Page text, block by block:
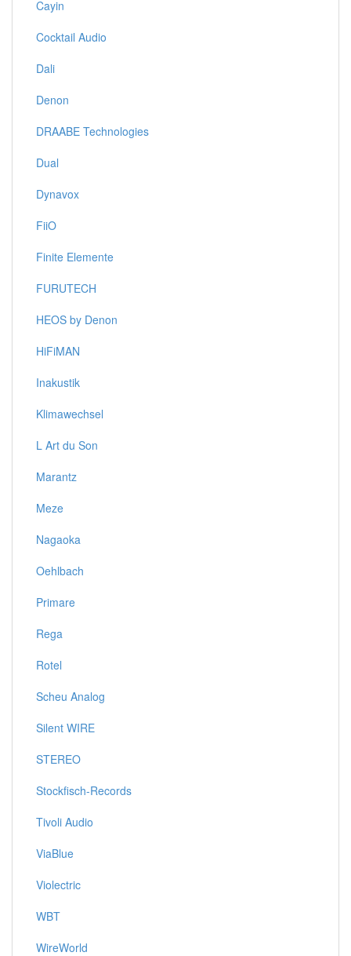
Cayin
Cocktail Audio
Dali
Denon
DRAABE Technologies
Dual
Dynavox
FiiO
Finite Elemente
FURUTECH
HEOS by Denon
HiFiMAN
Inakustik
Klimawechsel
L Art du Son
Marantz
Meze
Nagaoka
Oehlbach
Primare
Rega
Rotel
Scheu Analog
Silent WIRE
STEREO
Stockfisch-Records
Tivoli Audio
ViaBlue
Violectric
WBT
WireWorld